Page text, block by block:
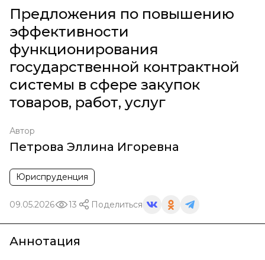
Предложения по повышению
эффективности
функционирования
государственной контрактной
системы в сфере закупок
товаров, работ, услуг
Автор
Петрова Эллина Игоревна
Юриспруденция
09.05.2026 13 Поделиться
Аннотация